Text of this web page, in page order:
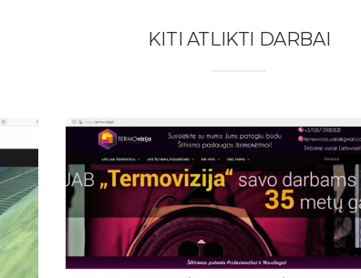
KITI ATLIKTI DARBAI